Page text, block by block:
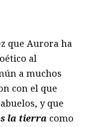
que Aurora ha
al
a muchos
con el que
y que
la tierra como